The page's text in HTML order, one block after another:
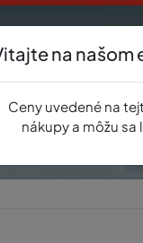
AkcieE-shop
na našom
Ceny uvedené na
nákupy a môžu sa